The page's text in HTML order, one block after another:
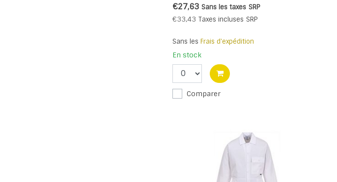
€27,63 Sans les taxes SRP
€33,43 Taxes incluses SRP
Sans les Frais d'expédition
En stock
Comparer